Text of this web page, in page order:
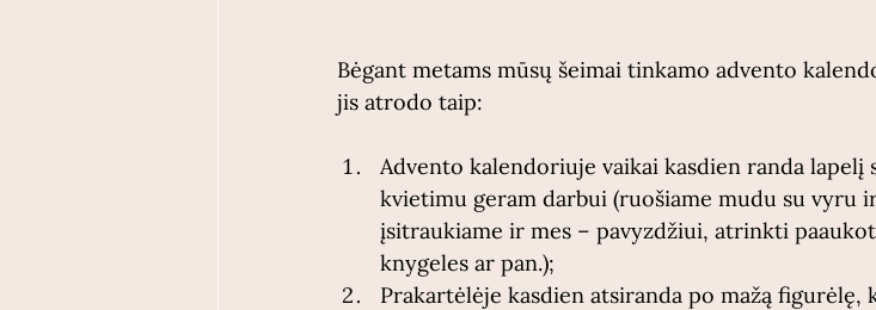
Bėgant metams mūsų šeimai tinkamo advento
jis atrodo taip:
Advento kalendoriuje vaikai kasdien randa
kvietimu geram darbui (ruošiame mudu su vyru
įsitraukiame ir mes – pavyzdžiui, atrinkti
knygeles ar pan.);
Prakartėlėje kasdien atsiranda po mažą figurėlę,